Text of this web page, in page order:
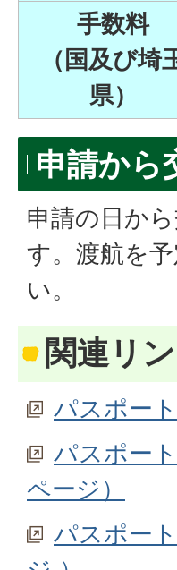
手数料
（国及び埼
県）
申請から
申請の日か
す。渡航を
い。
関連リ
パスポー
パスポー
ページ）
パスポー